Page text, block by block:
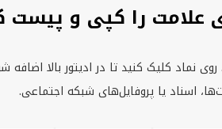
علامت را کپی و پیست
نماد کلیک کنید تا در ادیتور بالا
اسناد یا پروفایل‌های شبکه اجتماعی.